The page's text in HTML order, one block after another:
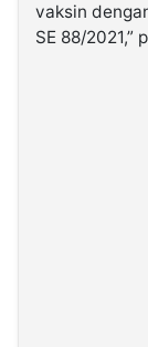
vaksin
SE 88/2021,”